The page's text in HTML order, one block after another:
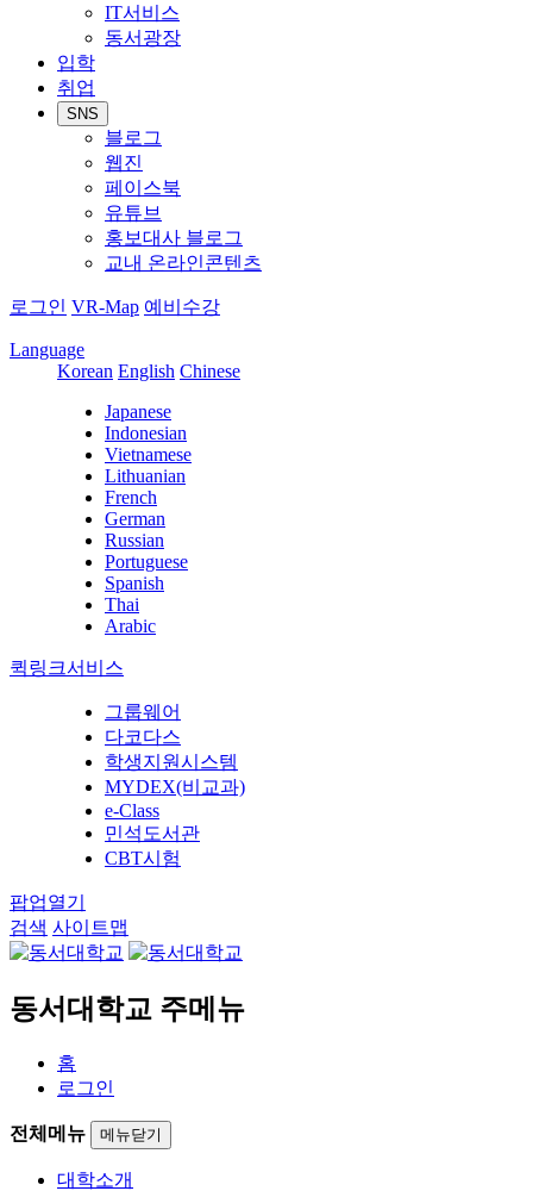
IT서비스
동서광장
입학
취업
SNS
블로그
웹진
페이스북
유튜브
홍보대사 블로그
교내 온라인콘텐츠
로그인 VR-Map 예비수강
Language
Korean English Chinese
Japanese
Indonesian
Vietnamese
Lithuanian
French
German
Russian
Portuguese
Spanish
Thai
Arabic
퀵링크서비스
그룹웨어
다코다스
학생지원시스템
MYDEX(비교과)
e-Class
민석도서관
CBT시험
팝업열기
검색 사이트맵
동서대학교 주메뉴
홈
로그인
전체메뉴 메뉴닫기
대학소개